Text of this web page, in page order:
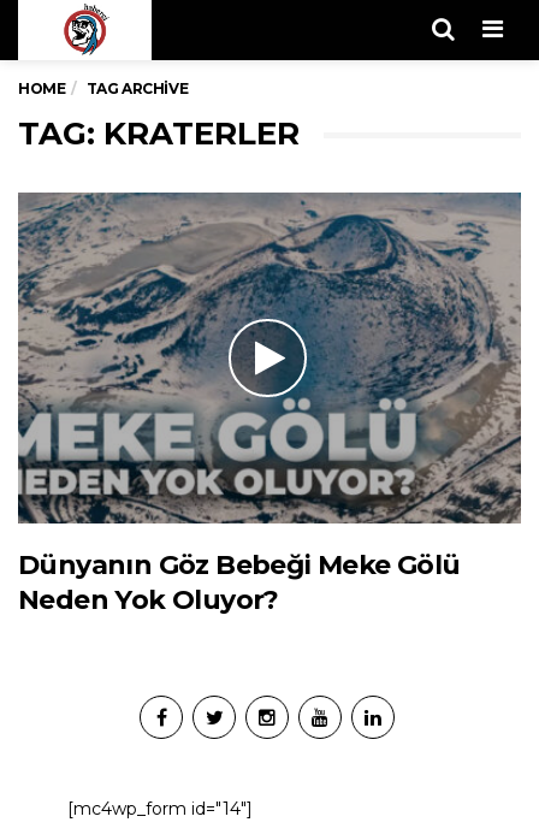
HOME TAG ARCHIVE
TAG: KRATERLER
Dünyanın Göz Bebeği Meke Gölü
Neden Yok Oluyor?
[mc4wp_form id="14"]